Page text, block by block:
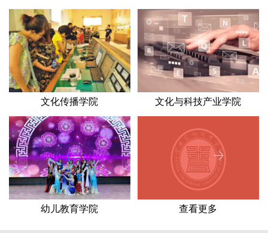
文化传播学院 文化与科技产业学院
幼儿教育学院 查看更多